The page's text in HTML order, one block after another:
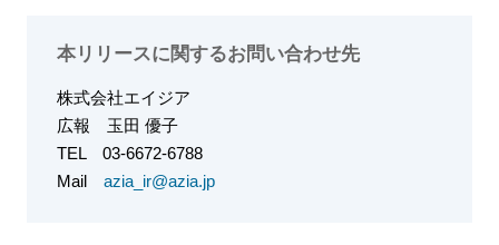
本リリースに関するお問い合わせ先
株式会社エイジア
広報 玉田 優子
TEL 03-6672-6788
Mail azia_ir@azia.jp